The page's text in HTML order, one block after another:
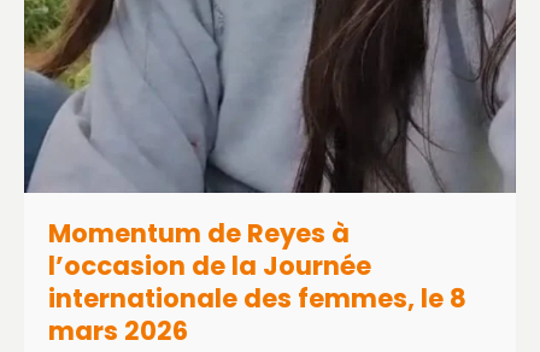
Momentum de Reyes à
l’occasion de la Journée
internationale des femmes, le 8
mars 2026